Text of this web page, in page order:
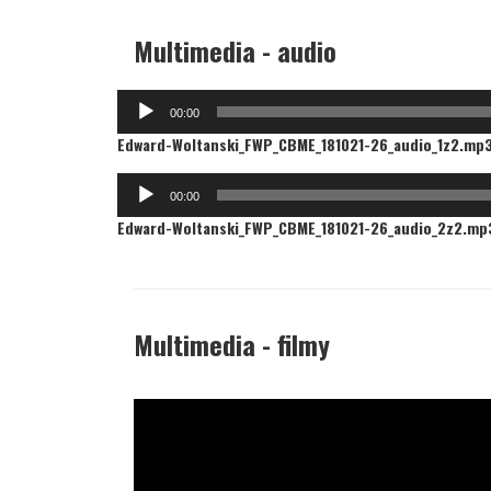
Multimedia - audio
Odtwarzacz
plików
dźwiękowych
00:00
Edward-Woltanski_FWP_CBME_181021-
Odtwarzacz
plików
dźwiękowych
00:00
Edward-Woltanski_FWP_CBME_181021-
Multimedia - filmy